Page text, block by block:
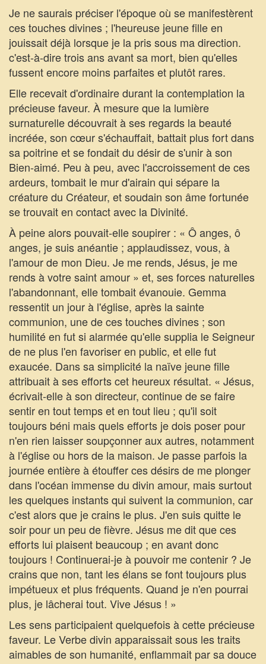
Je ne saurais préciser l'époque où se manifestèrent
ces touches divines ; l'heureuse jeune fille en
jouissait déjà lorsque je la pris sous ma direction.
c'est-à-dire trois ans avant sa mort, bien qu'elles
fussent encore moins parfaites et plutôt rares.
Elle recevait d'ordinaire durant la contemplation la
précieuse faveur. À mesure que la lumière
surnaturelle découvrait à ses regards la beauté
incréée, son cœur s'échauffait, battait plus fort dans
sa poitrine et se fondait du désir de s'unir à son
Bien-aimé. Peu à peu, avec l'accroissement de ces
ardeurs, tombait le mur d'airain qui sépare la
créature du Créateur, et soudain son âme fortunée
se trouvait en contact avec la Divinité.
À peine alors pouvait-elle soupirer : « Ô anges, ô
anges, je suis anéantie ; applaudissez, vous, à
l'amour de mon Dieu. Je me rends, Jésus, je me
rends à votre saint amour » et, ses forces naturelles
l'abandonnant, elle tombait évanouie. Gemma
ressentit un jour à l'église, après la sainte
communion, une de ces touches divines ; son
humilité en fut si alarmée qu'elle supplia le Seigneur
de ne plus l'en favoriser en public, et elle fut
exaucée. Dans sa simplicité la naïve jeune fille
attribuait à ses efforts cet heureux résultat. « Jésus,
écrivait-elle à son directeur, continue de se faire
sentir en tout temps et en tout lieu ; qu'il soit
toujours béni mais quels efforts je dois poser pour
n'en rien laisser soupçonner aux autres, notamment
à l'église ou hors de la maison. Je passe parfois la
journée entière à étouffer ces désirs de me plonger
dans l'océan immense du divin amour, mais surtout
les quelques instants qui suivent la communion, car
c'est alors que je crains le plus. J'en suis quitte le
soir pour un peu de fièvre. Jésus me dit que ces
efforts lui plaisent beaucoup ; en avant donc
toujours ! Continuerai-je à pouvoir me contenir ? Je
crains que non, tant les élans se font toujours plus
impétueux et plus fréquents. Quand je n'en pourrai
plus, je lâcherai tout. Vive Jésus ! »
Les sens participaient quelquefois à cette précieuse
faveur. Le Verbe divin apparaissait sous les traits
aimables de son humanité, enflammait par sa douce